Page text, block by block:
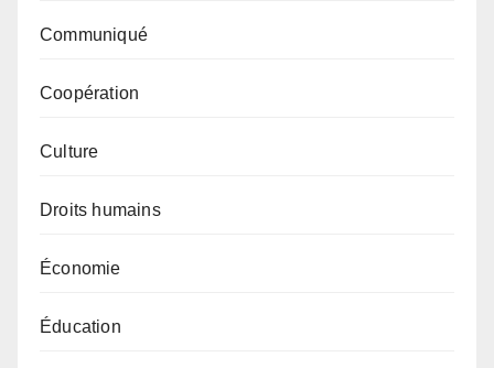
Communiqué
Coopération
Culture
Droits humains
Économie
Éducation